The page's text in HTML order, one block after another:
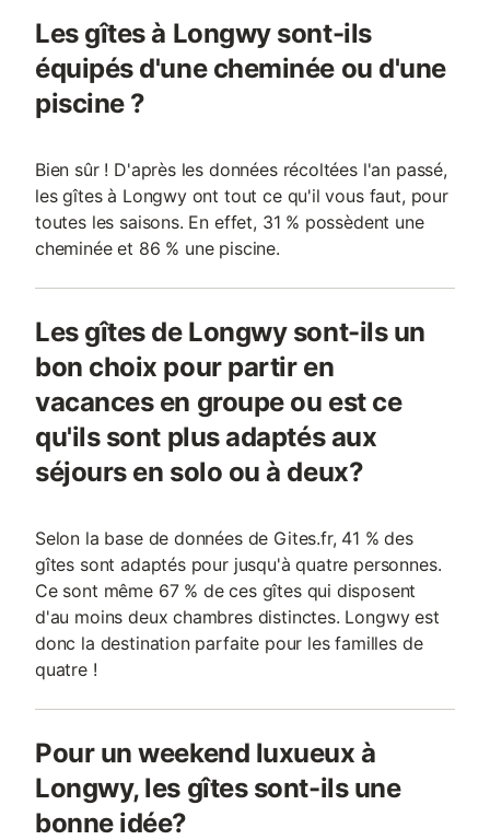
Les gîtes à Longwy sont-ils
équipés d'une cheminée ou d'une
piscine ?
Bien sûr ! D'après les données récoltées l'an passé,
les gîtes à Longwy ont tout ce qu'il vous faut, pour
toutes les saisons. En effet, 31 % possèdent une
cheminée et 86 % une piscine.
Les gîtes de Longwy sont-ils un
bon choix pour partir en
vacances en groupe ou est ce
qu'ils sont plus adaptés aux
séjours en solo ou à deux?
Selon la base de données de Gites.fr, 41 % des
gîtes sont adaptés pour jusqu'à quatre personnes.
Ce sont même 67 % de ces gîtes qui disposent
d'au moins deux chambres distinctes. Longwy est
donc la destination parfaite pour les familles de
quatre !
Pour un weekend luxueux à
Longwy, les gîtes sont-ils une
bonne idée?